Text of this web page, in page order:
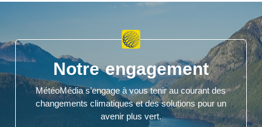
Notre engagement
MétéoMédia s’engage à vous tenir au courant des
changements climatiques et des solutions pour un
avenir plus vert.